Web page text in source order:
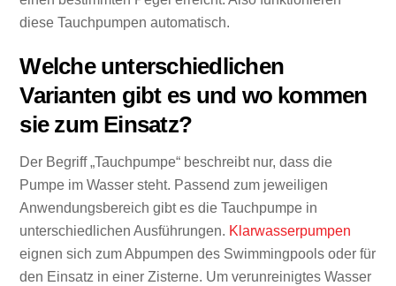
diese Tauchpumpen automatisch.
Welche unterschiedlichen
Varianten gibt es und wo kommen
sie zum Einsatz?
Der Begriff „Tauchpumpe“ beschreibt nur, dass die
Pumpe im Wasser steht. Passend zum jeweiligen
Anwendungsbereich gibt es die Tauchpumpe in
unterschiedlichen Ausführungen. Klarwasserpumpen
eignen sich zum Abpumpen des Swimmingpools oder für
den Einsatz in einer Zisterne. Um verunreinigtes Wasser